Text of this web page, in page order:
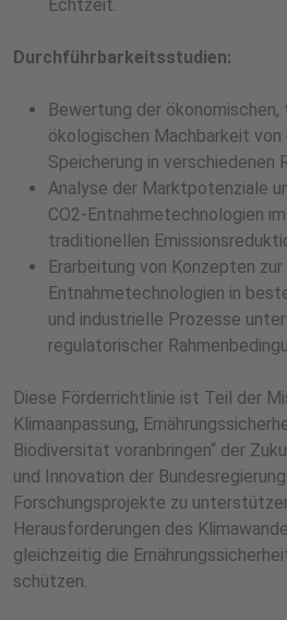
Echtzeit.
Durchführbarkeitsstudien:
Bewertung der ökonomischen,
ökologischen Machbarkeit von
Speicherung in verschiedenen
Analyse der Marktpotenziale
CO2-Entnahmetechnologien
traditionellen
Erarbeitung von Konzepten
Entnahmetechnologien in
und industrielle Prozesse
regulatorischer
Diese Förderrichtlinie ist Teil der
Klimaanpassung,
Biodiversität voranbringen“ der
und Innovation der
Forschungsprojekte zu
Herausforderungen des
gleichzeitig die
schützen.